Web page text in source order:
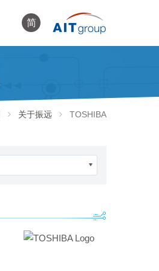
简
关于振远 TOSHIBA